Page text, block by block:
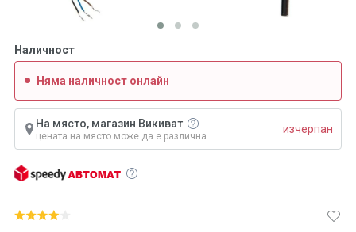
Наличност
Няма наличност онлайн
На място, магазин Викиват
цената на място може да е различна
изчерпан